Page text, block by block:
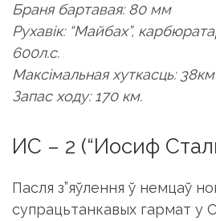
Браня бартавая: 80 мм
Рухавік: “Майбах”,
600л.с.
Максімальная хуткасць:
Запас ходу: 170 км.
ИС – 2 (“Иосиф
Пасля з”яўлення ў немцаў
супрацьтанкавых гармат у